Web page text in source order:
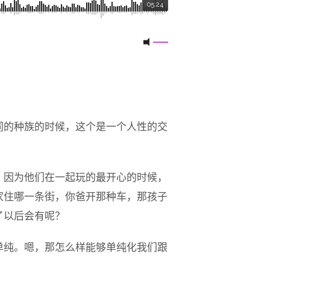
05:24
种族的时候，这个是一个人性的交
为他们在一起玩的最开心的时候，
哪一条街，你爸开那种车，那孩子
后会有呢？
。嗯，那怎么样能够单纯化我们跟